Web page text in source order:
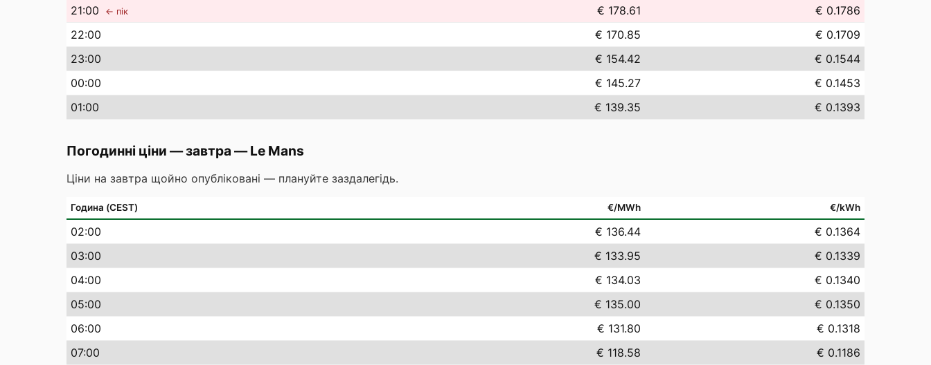
21:00 ← пік € 178.61
€ 0.1786
22:00 € 170.85
€ 0.1709
23:00 € 154.42
€ 0.1544
00:00 € 145.27
€ 0.1453
01:00 € 139.35 € 0.1393
Погодинні ціни — завтра —Le Mans
Ціни на завтра щойно опубліковані — плануйте заздалегідь.
Година (CEST) €/MWh €/kWh
02:00 € 136.44
€ 0.1364
03:00 € 133.95
€ 0.1339
04:00 € 134.03
€ 0.1340
05:00 € 135.00
€ 0.1350
06:00 € 131.80
€ 0.1318
07:00 € 118.58
€ 0.1186